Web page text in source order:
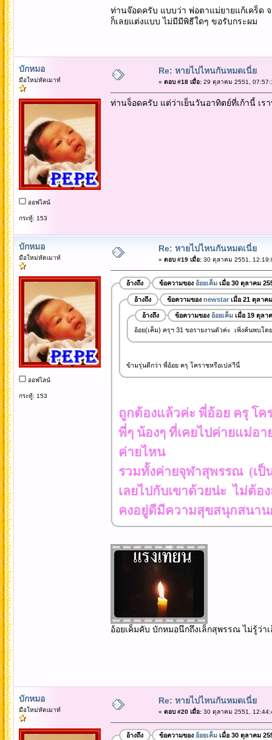
ท่านจ๊อดครับ แบบว่า พ่อตาแม่ยายแก้เคร็ด
ก็เลยแต่งแบบ ไม่มีมีพิธีใดๆ ขอรับกระผม
บักหมอ
มือใหม่หัดเมาท์
ออฟไลน์
กระทู้: 153
Re: หายไปไหนกันหมดเนี่ย
« ตอบ #18 เมื่อ:29 ตุลาคม 2551,
ท่านจ็อดครับ แต่ว่าเย็นวันอาทิตย์ที่เก้านี้ เร
บักหมอ
มือใหม่หัดเมาท์
ออฟไลน์
กระทู้: 153
Re: หายไปไหนกันหมดเนี่ย
« ตอบ #19 เมื่อ:30 ตุลาคม 2551,
อ้างถึง ข้อความของ อ้อยเค็มเมื่อ 30 ตุลาคม
อ้างถึง ข้อความของ newstarเมื่อ 21 ตุลาค
อ้างถึง ข้อความของ อ้อยเค็มเมื่อ 19 ตุลา
อ้อย(เค็ม) ครุฯ 31 ขอรายงานตัวค่ะ เพิ่งค้นพบโ
ข้ามรุ่นดีกว่า พี่อ้อย ครุ โคราชหรือเปล่าีนี่
ถูกต้องแล้วค่ะ พี่อ้อย ครุ โค
พี่ๆ น้องๆ ที่เคยไปค่ายแม่อ
ค่ายไหน
รวมทั้งค่ายจุฬาสุพรรณ (เ
เลยไปกับเขาด้วยน่ะ ไม่ต้อ
คงอยู่ดีมีความสุขสนุกสนา
อ้อยเค็มคับ บักหมอนึกถึงเล็กสุพรรณ ไม่รู้ว่
บักหมอ
มือใหม่หัดเมาท์
Re: หายไปไหนกันหมดเนี่ย
« ตอบ #20 เมื่อ:30 ตุลาคม 2551,
อ้างถึง ข้อความของ อ้อยเค็มเมื่อ 30 ตุลาคม